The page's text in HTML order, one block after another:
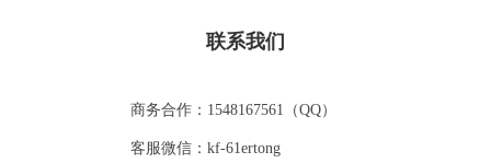
联系我们
商务合作：1548167561（QQ）
客服微信：kf-61ertong